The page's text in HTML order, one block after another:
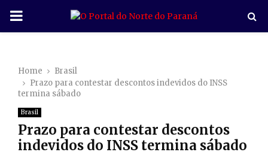
P
M
A
Home
Brasil
Prazo para contestar descontos indevidos do INSS
termina sábado
Brasil
Prazo para contestar descontos
indevidos do INSS termina sábado